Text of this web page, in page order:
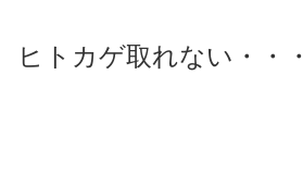
ヒトカゲ取れない・・・